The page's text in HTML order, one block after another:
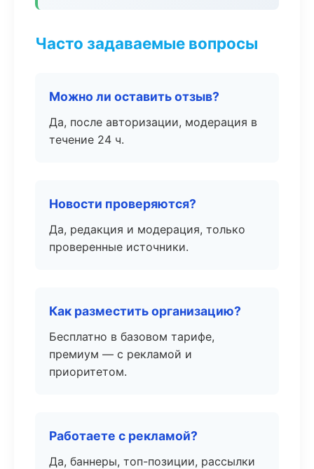
Часто задаваемые вопросы
Можно ли оставить отзыв?
Да, после авторизации, модерация в
течение 24 ч.
Новости проверяются?
Да, редакция и модерация, только
проверенные источники.
Как разместить организацию?
Бесплатно в базовом тарифе,
премиум — с рекламой и
приоритетом.
Работаете с рекламой?
Да, баннеры, топ-позиции, рассылки